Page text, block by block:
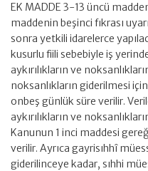
EK MADDE 3-13 üncü
maddenin beşinci fıkrası
sonra yetkili idarelerce
kusurlu fiili sebebiyle iş
aykırılıkların ve
noksanlıkların giderilmesi
onbeş günlük süre verilir.
aykırılıkların ve
Kanunun 1 inci maddesi
verilir. Ayrıca gayrisıhhî
giderilinceye kadar, sıhhi